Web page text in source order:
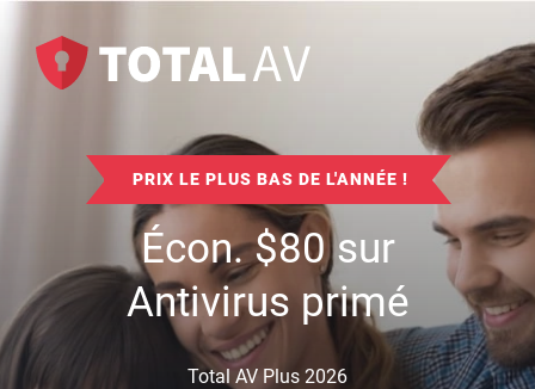
PRIX LE PLUS BAS DE L'ANNÉE !
Écon.$80sur
Antivirus primé
Total AV Plus 2026